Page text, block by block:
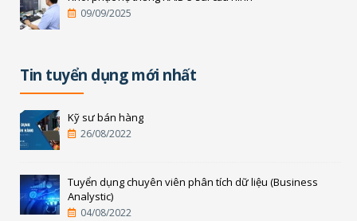
09/09/2025
Tin tuyển dụng mới nhất
Kỹ sư bán hàng
26/08/2022
Tuyển dụng chuyên viên phân tích dữ liệu (Business
Analystic)
04/08/2022